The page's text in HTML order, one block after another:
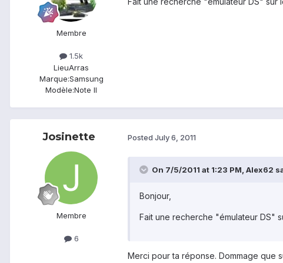
Membre
1.5k
LieuArras
Marque:Samsung
Modèle:Note II
Josinette
Membre
6
Posted July 6, 2011
On 7/5/2011 at 1:23 PM, Alex62
Bonjour,
Fait une recherche "émulateur DS"
Merci pour ta réponse. Dommage que